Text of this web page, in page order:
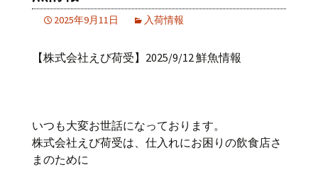
2025年9月11日 入荷情報
【株式会社えび荷受】2025/9/12 鮮魚情報
いつも大変お世話になっております。
株式会社えび荷受は、仕入れにお困りの飲食店さ
まのために